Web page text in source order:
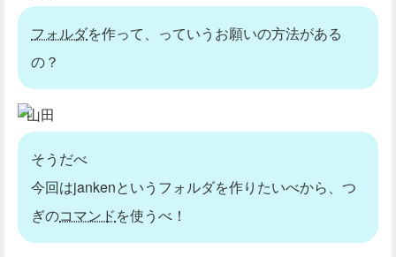
フォルダを作って、っていうお願いの方法がある
の？
山田
そうだべ
今回はjankenというフォルダを作りたいべから、つ
ぎのコマンドを使うべ！